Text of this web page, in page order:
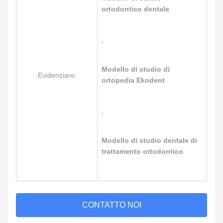
Evidenziare:
ortodontico dentale
Modello di studio di
ortopedia Ekodent
Modello di studio dentale di
trattamento ortodontico
CONTATTO NOI